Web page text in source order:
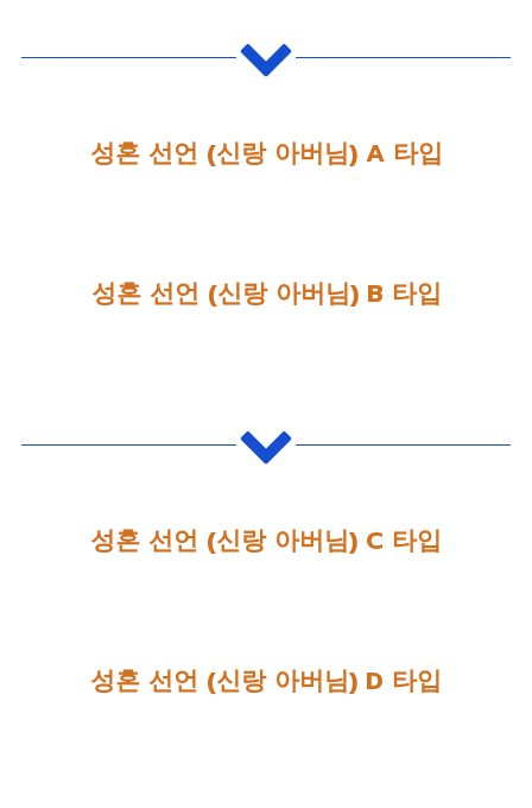
성혼 선언 (신랑 아버님) A 타입
성혼 선언 (신랑 아버님) B 타입
성혼 선언 (신랑 아버님) C 타입
성혼 선언 (신랑 아버님) D 타입